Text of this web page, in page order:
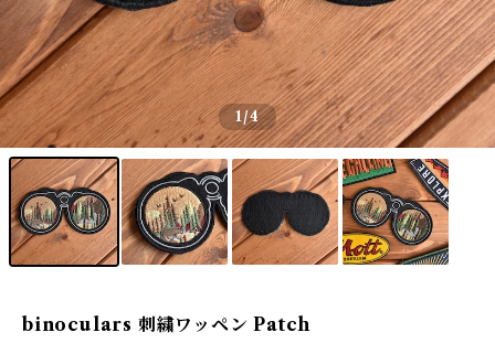
1/4
binoculars 刺繍ワッペン Patch